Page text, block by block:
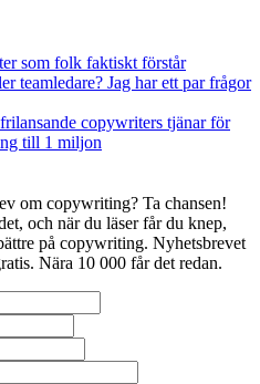
som folk faktiskt förstår
teamledare? Jag har ett par frågor
copywriters tjänar för
till 1 miljon
om copywriting? Ta chansen!
och när du läser får du knep,
på copywriting. Nyhetsbrevet
Nära 10 000 får det redan.